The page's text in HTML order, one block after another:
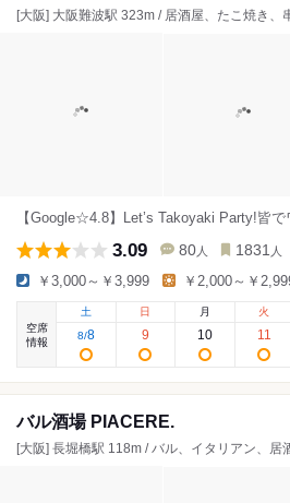
[大阪] 大阪難波駅 323m / 居酒屋、たこ焼き、
【Google☆4.8】Let’s Takoyaki Party!皆で
3.09 80 人 1831 人
￥3,000～￥3,999 ￥2,000～￥
空席
情報
土
8/8
日
9
月
10
火
11
バル酒場 PIACERE.
[大阪] 長堀橋駅 118m / バル、イタリアン、居